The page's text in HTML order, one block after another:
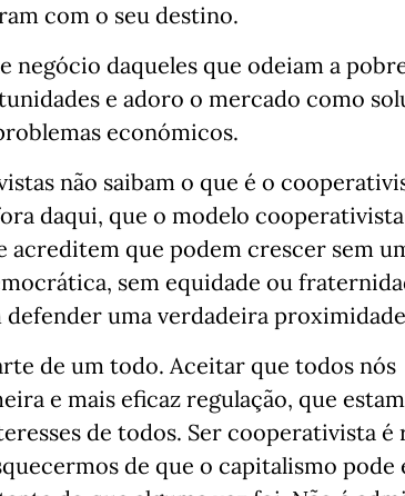
com o seu destino.
negócio daqueles que odeiam a
e adoro o mercado como
económicos.
não saibam o que é o
daqui, que o modelo
acreditem que podem crescer sem
sem equidade ou
uma verdadeira
de um todo. Aceitar que todos nós
e mais eficaz regulação, que
de todos. Ser cooperativista é
de que o capitalismo pode